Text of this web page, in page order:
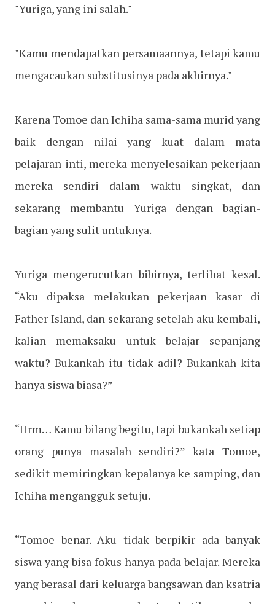
"Yuriga, yang ini salah."
"Kamu mendapatkan persamaannya, tetapi kamu
mengacaukan substitusinya pada akhirnya."
Karena Tomoe dan Ichiha sama-sama murid yang
baik dengan nilai yang kuat dalam mata
pelajaran inti, mereka menyelesaikan pekerjaan
mereka sendiri dalam waktu singkat, dan
sekarang membantu Yuriga dengan bagian-
bagian yang sulit untuknya.
Yuriga mengerucutkan bibirnya, terlihat kesal.
“Aku dipaksa melakukan pekerjaan kasar di
Father Island, dan sekarang setelah aku kembali,
kalian memaksaku untuk belajar sepanjang
waktu? Bukankah itu tidak adil? Bukankah kita
hanya siswa biasa?”
“Hrm… Kamu bilang begitu, tapi bukankah setiap
orang punya masalah sendiri?” kata Tomoe,
sedikit memiringkan kepalanya ke samping, dan
Ichiha mengangguk setuju.
“Tomoe benar. Aku tidak berpikir ada banyak
siswa yang bisa fokus hanya pada belajar. Mereka
yang berasal dari keluarga bangsawan dan ksatria